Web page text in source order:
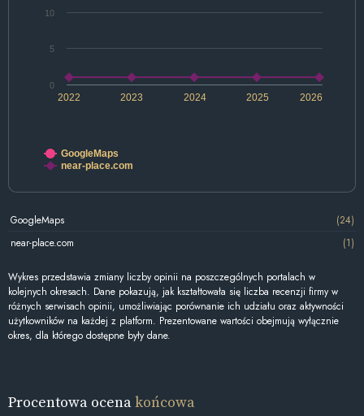
2022 2024 2026
2023 2025
0
5
10
GoogleMaps
near-place.com
GoogleMaps
(24)
near-place.com
(1)
Wykres przedstawia zmiany liczby opinii na poszczególnych portalach w
kolejnych okresach. Dane pokazują, jak kształtowała się liczba recenzji firmy w
różnych serwisach opinii, umożliwiając porównanie ich udziału oraz aktywności
użytkowników na każdej z platform. Prezentowane wartości obejmują wyłącznie
okres, dla którego dostępne były dane.
Procentowa ocenakońcowa